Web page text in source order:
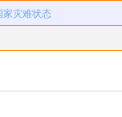
家灾难状态
万致市政工程停工
女网红已身亡